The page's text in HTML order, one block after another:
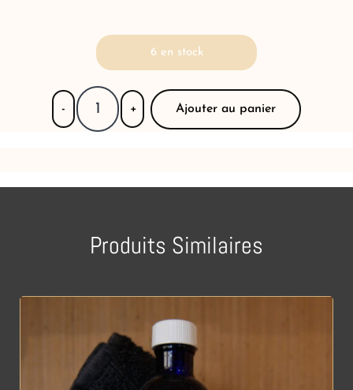
6 en stock
- + Ajouter au panier
Produits Similaires